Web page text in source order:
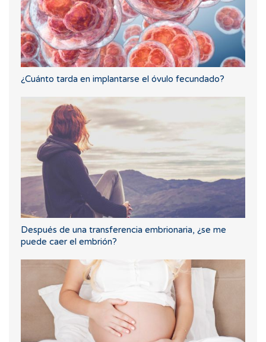
¿Cuánto tarda en implantarse el óvulo fecundado?
Después de una transferencia embrionaria, ¿se me
puede caer el embrión?